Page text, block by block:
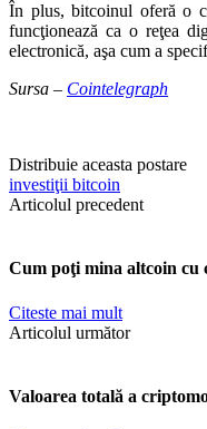
În plus, bitcoinul oferă o
funcţionează ca o reţea
electronică, aşa cum a
Sursa – Cointelegraph
Distribuie aceasta postare
investiţii bitcoin
Articolul precedent
Cum poţi mina altcoin cu
Citeste mai mult
Articolul următor
Valoarea totală a